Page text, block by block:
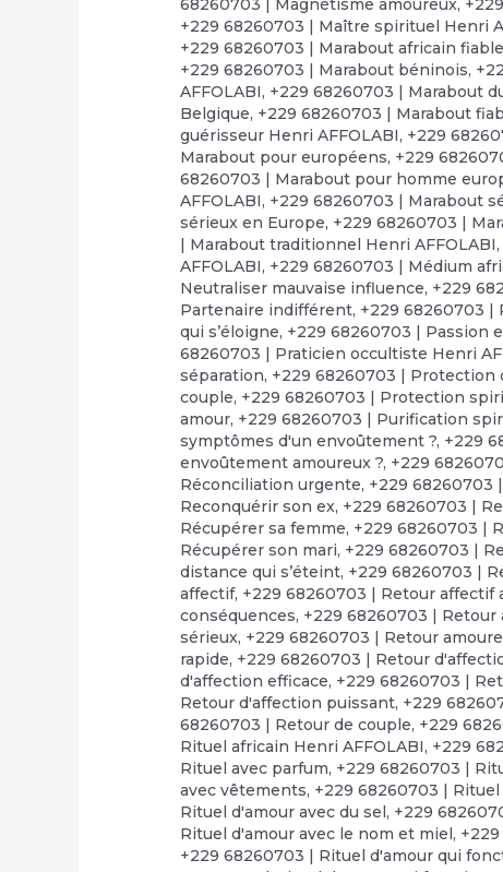
68260703 | Magnétisme amoureux,
+229 68260703 | Maître spirituel Henri
+229 68260703 | Marabout africain fiable
+229 68260703 | Marabout béninois,
AFFOLABI, +229 68260703 | Marabout
Belgique, +229 68260703 | Marabout
guérisseur Henri AFFOLABI, +229
Marabout pour européens, +229
68260703 | Marabout pour homme
AFFOLABI, +229 68260703 | Marabout
sérieux en Europe, +229 68260703 |
| Marabout traditionnel Henri AFFOLABI,
AFFOLABI, +229 68260703 | Médium
Neutraliser mauvaise influence, +229
Partenaire indifférent, +229 68260703 |
qui s’éloigne, +229 68260703 | Passion
68260703 | Praticien occultiste Henri
séparation, +229 68260703 | Protection
couple, +229 68260703 | Protection
amour, +229 68260703 | Purification
symptômes d'un envoûtement ?, +229
envoûtement amoureux ?, +229
Réconciliation urgente, +229 68260703
Reconquérir son ex, +229 68260703 |
Récupérer sa femme, +229 68260703 |
Récupérer son mari, +229 68260703 |
distance qui s’éteint, +229 68260703 |
affectif, +229 68260703 | Retour affectif
conséquences, +229 68260703 |
sérieux, +229 68260703 | Retour
rapide, +229 68260703 | Retour
d'affection efficace, +229 68260703 |
Retour d'affection puissant, +229
68260703 | Retour de couple, +229
Rituel africain Henri AFFOLABI, +229
Rituel avec parfum, +229 68260703 |
avec vêtements, +229 68260703 |
Rituel d'amour avec du sel, +229
Rituel d'amour avec le nom et miel,
+229 68260703 | Rituel d'amour qui